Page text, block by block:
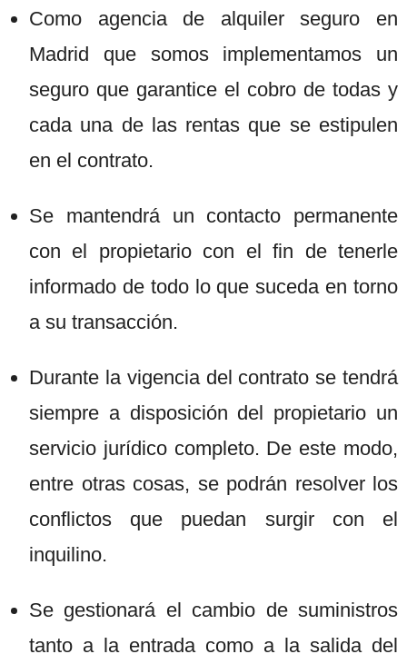
Como agencia de alquiler seguro en
Madrid que somos implementamos un
seguro que garantice el cobro de todas y
cada una de las rentas que se estipulen
en el contrato.
Se mantendrá un contacto permanente
con el propietario con el fin de tenerle
informado de todo lo que suceda en torno
a su transacción.
Durante la vigencia del contrato se tendrá
siempre a disposición del propietario un
servicio jurídico completo. De este modo,
entre otras cosas, se podrán resolver los
conflictos que puedan surgir con el
inquilino.
Se gestionará el cambio de suministros
tanto a la entrada como a la salida del